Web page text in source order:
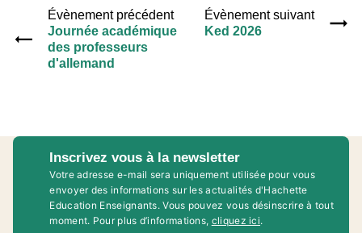
Évènement précédent
Journée académique
des professeurs
d'allemand
Évènement suivant
Ked 2026
Inscrivez vous à la newsletter
Votre adresse e-mail sera uniquement utilisée pour vous
envoyer des informations sur les actualités d'Hachette
Education Enseignants. Vous pouvez vous désinscrire à tout
moment. Pour plus d’informations, cliquez ici.